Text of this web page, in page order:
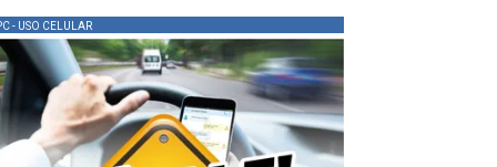
- USO CELULAR